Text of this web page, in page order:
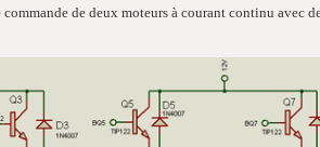
commande de deux moteurs à courant continu avec